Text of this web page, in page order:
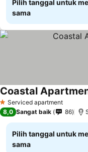
Pilih tanggal untuk
sama
1 Bintang
Serviced apartment
Coastal
8,0 Sangat baik 86
Pilih tanggal untuk
sama